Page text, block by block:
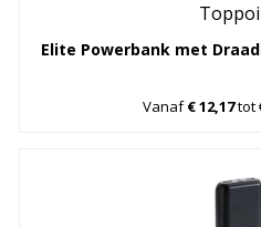
Elite Powerbank met
Vanaf€ 12,17tot